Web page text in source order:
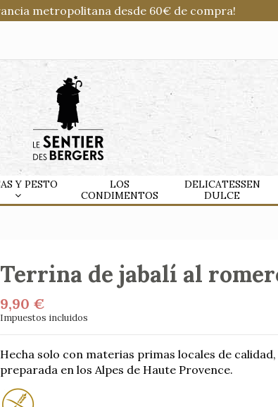
metropolitana desde 60€ de compra!
Y PESTO
LOS
CONDIMENTOS
DELICATESSEN
DULCE
Terrina de jabalí al
9,90 €
Impuestos incluidos
Hecha solo con materias primas locales de
preparada en los Alpes de Haute Provence.